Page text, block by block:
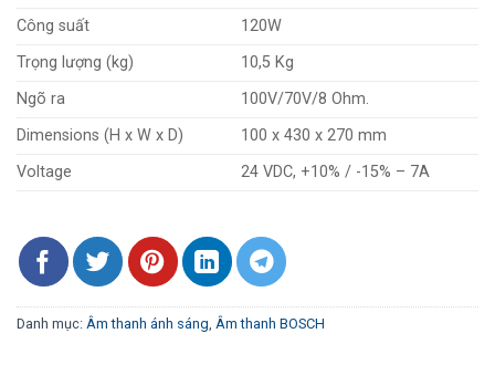
Công suất
120W
Trọng lượng (kg)
10,5 Kg
Ngõ ra
100V/70V/8 Ohm.
Dimensions (H x W x D)
100 x 430 x 270 mm
Voltage
24 VDC, +10% / -15% – 7A
Danh mục: Âm thanh ánh sáng Âm thanh BOSCH